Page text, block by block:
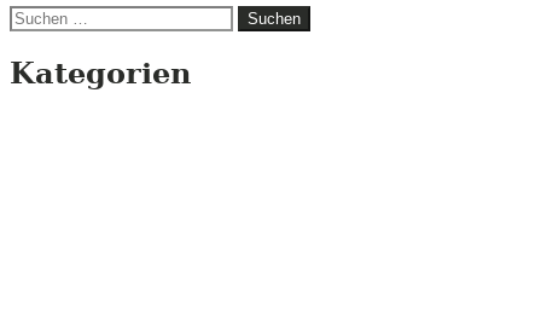
Suchen
Kategorien